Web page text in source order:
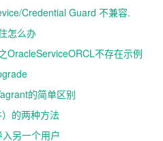
Credential Guard 不兼容.
怎么办
OracleServiceORCL不存在示例
的简单区别
的两种方法
另一个用户